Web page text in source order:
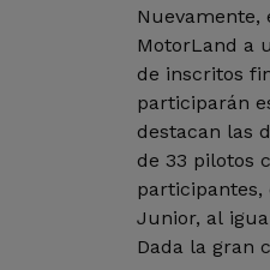
Nuevamente,
MotorLand a
de inscritos
participarán
destacan las
de 33 pilotos
participantes,
Junior, al
Dada la gran